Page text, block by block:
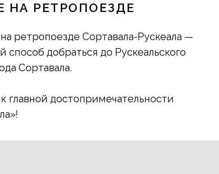
НА РЕТРОПОЕЗДЕ
ретропоезде Сортавала-Рускеала —
добраться до Рускеальского
Сортавала.
главной достопримечательности